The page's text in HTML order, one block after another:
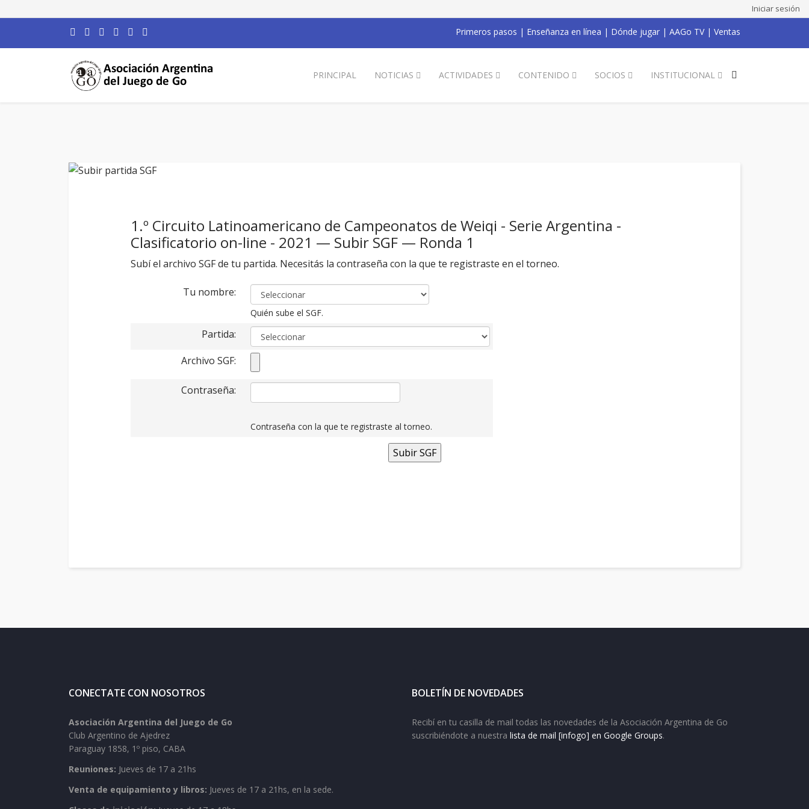
Iniciar sesión
Primeros pasos | Enseñanza en línea | Dónde jugar | AAGo TV| Ventas
PRINCIPAL NOTICIAS ACTIVIDADES CONTENIDO SOCIOS INSTITUCIONAL
1.º Circuito Latinoamericano de Campeonatos de Weiqi - Serie Argentina -
Clasificatorio on-line - 2021 — Subir SGF — Ronda 1
Subí el archivo SGF de tu partida. Necesitás la contraseña con la que te registraste en el torneo.
Tu nombre:
Quién sube el SGF.
Partida:
Archivo SGF:
Contraseña:
Contraseña con la que te registraste al torneo.
CONECTATE CON NOSOTROS
Asociación Argentina del Juego de Go
Club Argentino de Ajedrez
Paraguay 1858, 1º piso, CABA
Reuniones: Jueves de 17 a 21hs
Venta de equipamiento y libros: Jueves de 17 a 21hs, en la sede.
BOLETÍN DE NOVEDADES
Recibí en tu casilla de mail todas las novedades de la Asociación Argentina de Go
suscribiéndote a nuestra lista de mail [infogo] en Google Groups.